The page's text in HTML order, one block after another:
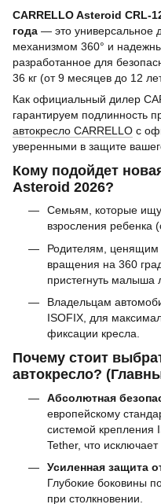
CARRELLO Asteroid CRL-
года — это универсальное
механизмом 360° и
разработанное для
36 кг (от 9 месяцев до 12
Как официальный дилер
гарантируем подлинность
автокресло CARRELLO с
уверенными в защите
Кому подойдет
Asteroid 2026?
Семьям, которые
взросления ребенка
Родителям, ценящим
вращения на 360
пристегнуть малыша
Владельцам
ISOFIX, для
фиксации кресла.
Почему стоит
автокресло?
Абсолютная
европейскому
системой
Tether, что
Усиленная защита
Глубокие боковины
при столкновении.